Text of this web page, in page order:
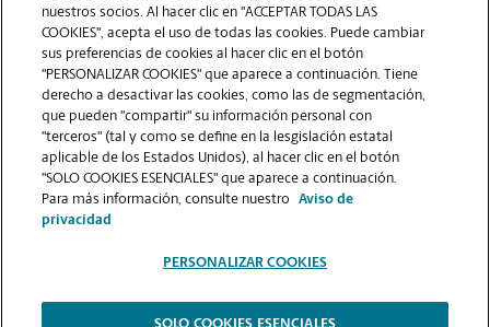
VER LA PÁGINA DE LA TIENDA
nuestros socios. Al hacer clic en "ACCEPTAR TODAS LAS
COOKIES", acepta el uso de todas las cookies. Puede cambiar
sus preferencias de cookies al hacer clic en el botón
"PERSONALIZAR COOKIES" que aparece a continuación. Tiene
derecho a desactivar las cookies, como las de segmentación,
que pueden "compartir" su información personal con
"terceros" (tal y como se define en la lesgislación estatal
aplicable de los Estados Unidos), al hacer clic en el botón
"SOLO COOKIES ESENCIALES" que aparece a continuación.
Para más información, consulte nuestro
Aviso de
privacidad
PERSONALIZAR COOKIES